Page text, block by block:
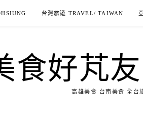
台灣旅遊 TRAVEL/ TAIWAN
食好芃友
高雄美食 台南美食 全台